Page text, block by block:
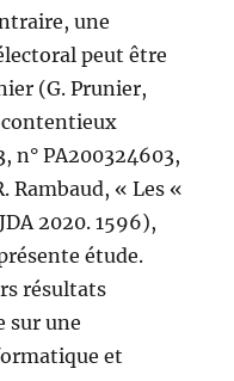
une
peut être
(G. Prunier,
n° PA200324603,
Rambaud, « Les «
2020. 1596),
étude.
résultats
sur une
et